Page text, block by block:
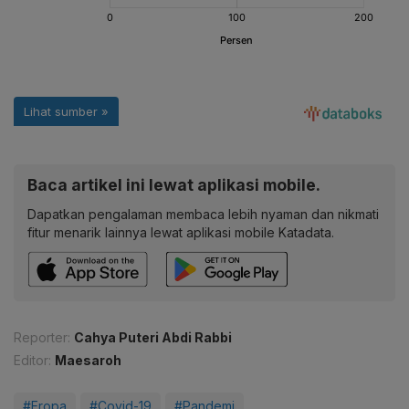
Baca artikel ini lewat aplikasi mobile.
Dapatkan pengalaman membaca lebih nyaman dan nikmati
fitur menarik lainnya lewat aplikasi mobile Katadata.
Reporter: Cahya Puteri Abdi Rabbi
Editor: Maesaroh